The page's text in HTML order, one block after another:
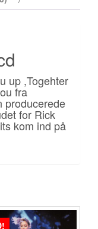
up ,Togehter
fra
producerede
for Rick
kom ind på